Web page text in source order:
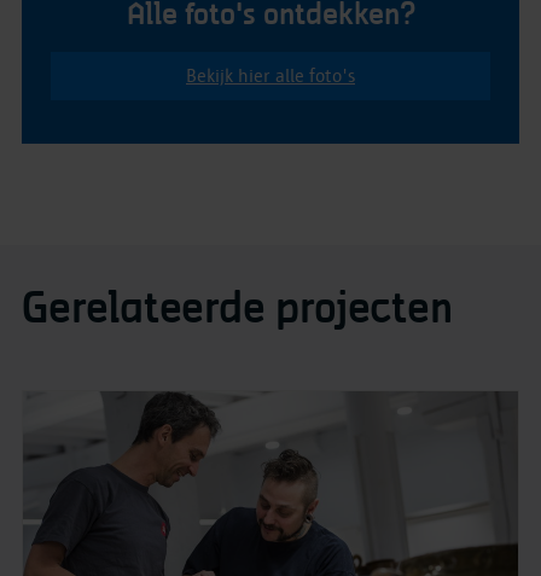
Alle foto's ontdekken?
Bekijk hier alle foto's
Gerelateerde projecten